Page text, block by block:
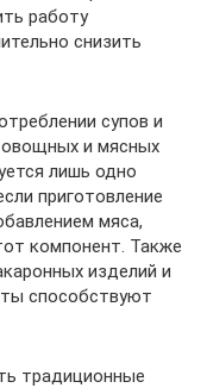
работу
снизить
супов и
и мясных
лишь одно
приготовление
мяса,
компонент. Также
изделий и
способствуют
традиционные